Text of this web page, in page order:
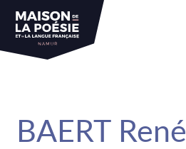
BAERT René